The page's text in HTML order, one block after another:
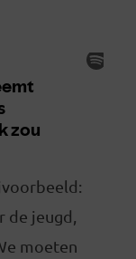
de jeugd,
moeten